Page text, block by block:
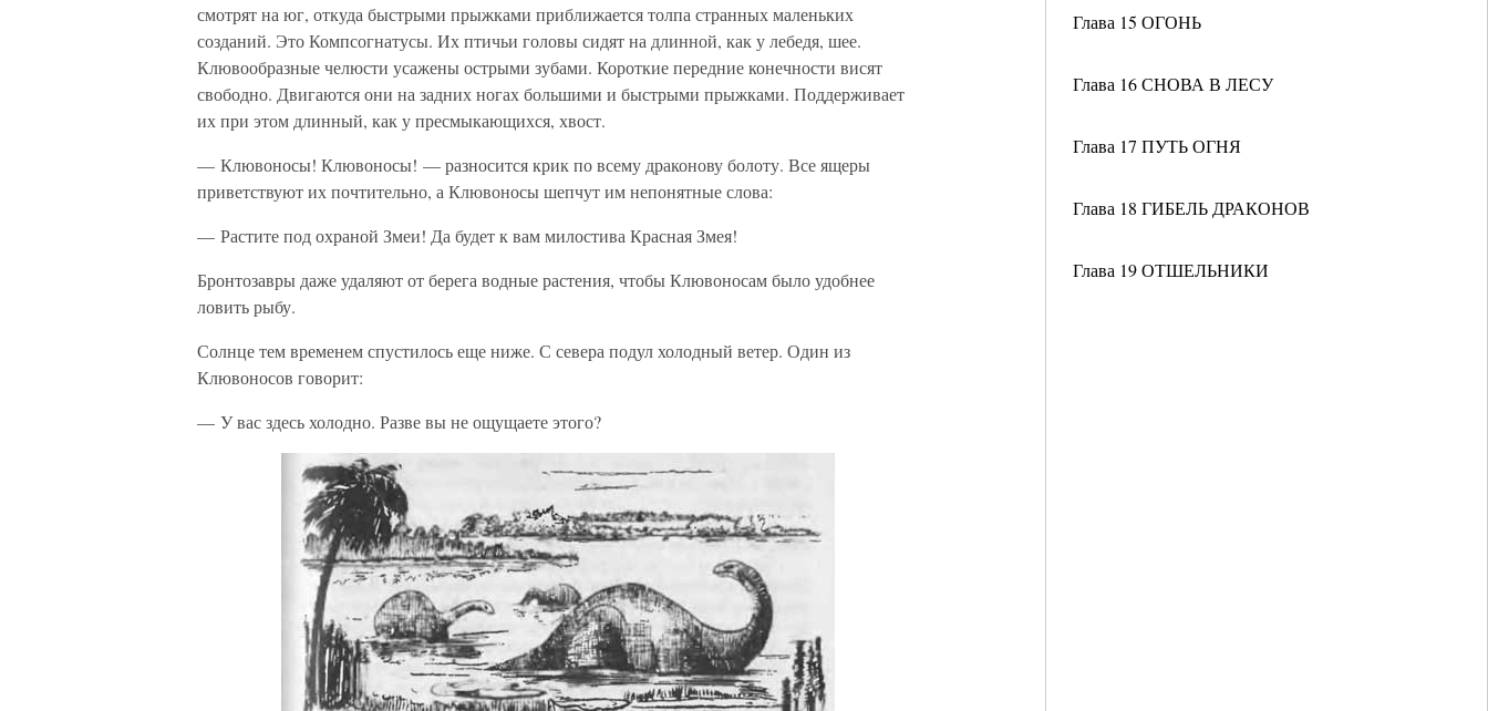
Глава 15 ОГОНЬ
Глава 16 СНОВА В ЛЕСУ
Глава 17 ПУТЬ ОГНЯ
Глава 18 ГИБЕЛЬ ДРАКОНОВ
Глава 19 ОТШЕЛЬНИКИ
смотрят на юг, откуда быстрыми прыжками приближается толпа странных маленьких
созданий. Это Компсогнатусы. Их птичьи головы сидят на длинной, как у лебедя, шее.
Клювообразные челюсти усажены острыми зубами. Короткие передние конечности висят
свободно. Двигаются они на задних ногах большими и быстрыми прыжками. Поддерживает
их при этом длинный, как у пресмыкающихся, хвост.
— Клювоносы! Клювоносы! — разносится крик по всему драконову болоту. Все ящеры
приветствуют их почтительно, а Клювоносы шепчут им непонятные слова:
— Растите под охраной Змеи! Да будет к вам милостива Красная Змея!
Бронтозавры даже удаляют от берега водные растения, чтобы Клювоносам было удобнее
ловить рыбу.
Солнце тем временем спустилось еще ниже. С севера подул холодный ветер. Один из
Клювоносов говорит:
— У вас здесь холодно. Разве вы не ощущаете этого?